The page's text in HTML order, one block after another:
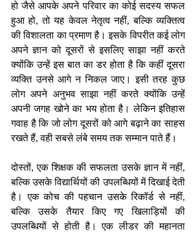
हो जैसे आपके अपने परिवार का कोई सदस्य सफल
हुआ हो, तो यह केवल नेतृत्व नहीं, बल्कि व्यक्तित्व
की विशालता का प्रमाण है। इसके विपरीत कई लोग
अपने ज्ञान को दूसरों से इसलिए साझा नहीं करते
क्योंकि उन्हें इस बात का डर होता है कि कहीं दूसरा
व्यक्ति उनसे आगे न निकल जाए। इसी तरह कुछ
लोग अपने अनुभव साझा नहीं करते क्योंकि उन्हें
अपनी जगह खोने का भय होता है। लेकिन इतिहास
गवाह है कि जो लोग दूसरों को आगे बढ़ाने का साहस
रखते हैं, वही सबसे लंबे समय तक सम्मान पाते हैं।
दोस्तों, एक शिक्षक की सफलता उसके ज्ञान में नहीं,
बल्कि उसके विद्यार्थियों की उपलब्धियों में दिखाई देती
है। एक कोच की पहचान उसके रिकॉर्ड से नहीं,
बल्कि उसके तैयार किए गए खिलाड़ियों की
उपलब्धियों से होती है। एक लीडर की महानता